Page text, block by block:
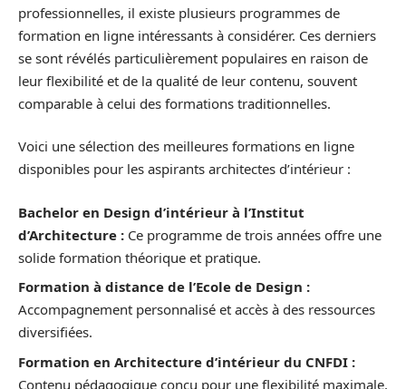
professionnelles, il existe plusieurs programmes de
formation en ligne intéressants à considérer. Ces derniers
se sont révélés particulièrement populaires en raison de
leur flexibilité et de la qualité de leur contenu, souvent
comparable à celui des formations traditionnelles.
Voici une sélection des meilleures formations en ligne
disponibles pour les aspirants architectes d’intérieur :
Bachelor en Design d’intérieur à l’Institut
d’Architecture : Ce programme de trois années offre une
solide formation théorique et pratique.
Formation à distance de l’Ecole de Design :
Accompagnement personnalisé et accès à des ressources
diversifiées.
Formation en Architecture d’intérieur du CNFDI :
Contenu pédagogique conçu pour une flexibilité maximale.